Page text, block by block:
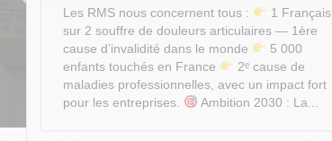
Les RMS nous concernent tous :
1 Français
sur 2 souffre de douleurs articulaires — 1ère
cause d’invalidité dans le monde
5 000
enfants touchés en France
2ᵉ cause de
maladies professionnelles, avec un impact fort
pour les entreprises.
Ambition 2030 : La...